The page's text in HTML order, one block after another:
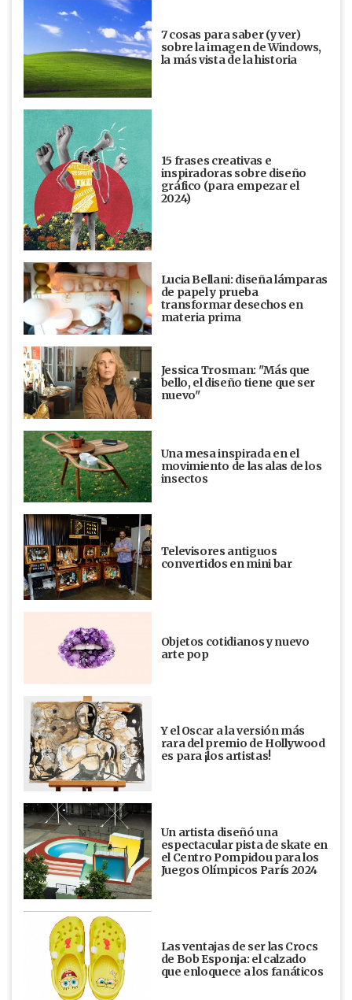
7 cosas para saber (y ver)
sobre la imagen de Windows,
la más vista de la historia
15 frases creativas e
inspiradoras sobre diseño
gráfico (para empezar el
2024)
Lucia Bellani: diseña lámparas
de papel y prueba
transformar desechos en
materia prima
Jessica Trosman: "Más que
bello, el diseño tiene que ser
nuevo"
Una mesa inspirada en el
movimiento de las alas de los
insectos
Televisores antiguos
convertidos en mini bar
Objetos cotidianos y nuevo
arte pop
Y el Oscar a la versión más
rara del premio de Hollywood
es para ¡los artistas!
Un artista diseñó una
espectacular pista de skate en
el Centro Pompidou para los
Juegos Olímpicos París 2024
Las ventajas de ser las Crocs
de Bob Esponja: el calzado
que enloquece a los fanáticos